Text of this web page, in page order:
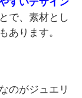
で、素材とし
あります。
のがジュエリ